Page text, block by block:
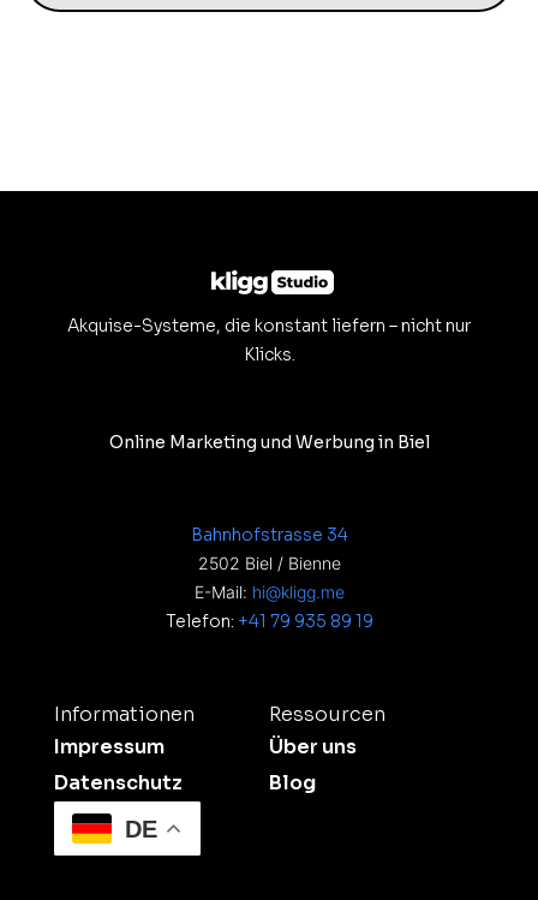
Akquise-Systeme, die konstant liefern – nicht nur
Klicks.
Online Marketing und Werbung in Biel
Bahnhofstrasse 34
2502 Biel / Bienne
E-Mail: hi@kligg.me
Telefon: +41 79 935 89 19
Informationen
Impressum
Datenschutz
Ressourcen
Über uns
Blog
DE